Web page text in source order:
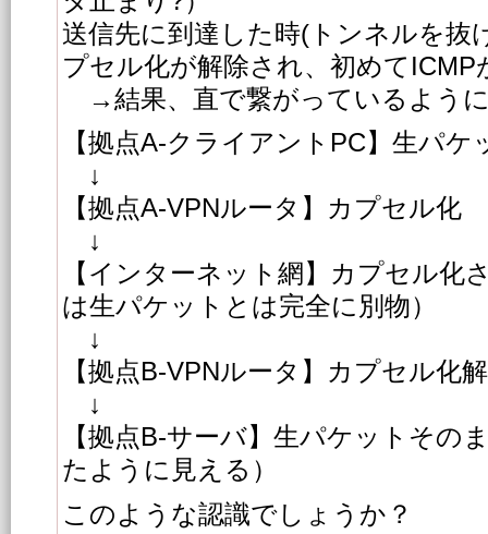
送信先に到達した時(トンネルを抜
プセル化が解除され、初めてICMP
→結果、直で繋がっているよう
【拠点A-クライアントPC】生パケ
↓
【拠点A-VPNルータ】カプセル化
↓
【インターネット網】カプセル化
は生パケットとは完全に別物）
↓
【拠点B-VPNルータ】カプセル化
↓
【拠点B-サーバ】生パケットその
たように見える）
このような認識でしょうか？